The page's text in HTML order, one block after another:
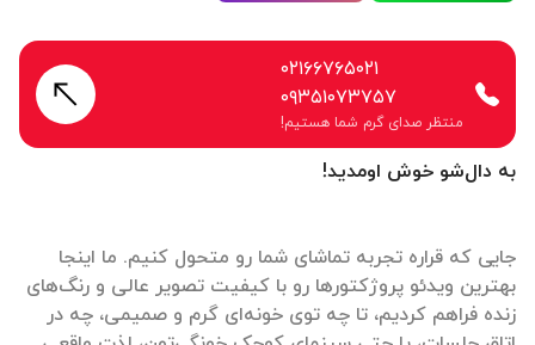
به دال‌شو خوش اومدید!
جایی که قراره تجربه تماشای شما رو متحول کنیم. ما اینجا
بهترین ویدئو پروژکتورها رو با کیفیت تصویر عالی و رنگ‌های
زنده فراهم کردیم، تا چه توی خونه‌ای گرم و صمیمی، چه در
۰۲۱۶۶۷۶۵۰۲۱
۰۹۳۵۱۰۷۳۷۵۷
منتظر صدای گرم شما هستیم!